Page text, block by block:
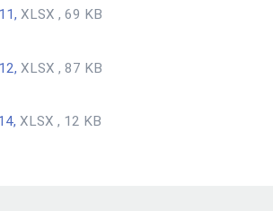
XLSX , 69 KB
XLSX , 87 KB
XLSX , 12 KB